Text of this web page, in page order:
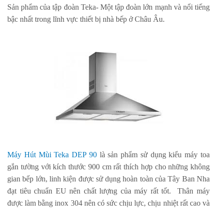
Sản phẩm của tập đoàn Teka- Một tập đoàn lớn mạnh và nổi tiếng
bậc nhất trong lĩnh vực thiết bị nhà bếp ở Châu Âu.
Máy Hút Mùi Teka DEP 90 là sản phẩm sử dụng kiểu máy toa
gắn tường với kích thước 900 cm rất thích hợp cho những không
gian bếp lớn, linh kiện được sử dụng hoàn toàn của Tây Ban Nha
đạt tiêu chuẩn EU nên chất lượng của máy rất tốt. Thân máy
được làm bằng inox 304 nên có sức chịu lực, chịu nhiệt rất cao và